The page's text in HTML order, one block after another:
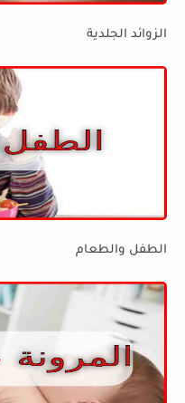
الزوائد الجلدية
الطفل والطعام